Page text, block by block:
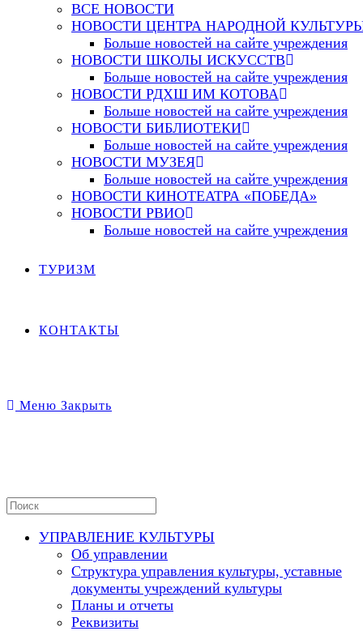
ВСЕ НОВОСТИ
НОВОСТИ ЦЕНТРА НАРОДНОЙ
Больше новостей на сайте учреждения
НОВОСТИ ШКОЛЫ ИСКУССТВ
Больше новостей на сайте учреждения
НОВОСТИ РДХШ ИМ КОТОВА
Больше новостей на сайте учреждения
НОВОСТИ БИБЛИОТЕКИ
Больше новостей на сайте учреждения
НОВОСТИ МУЗЕЯ
Больше новостей на сайте учреждения
НОВОСТИ КИНОТЕАТРА «ПОБЕДА»
НОВОСТИ РВИО
Больше новостей на сайте учреждения
ТУРИЗМ
КОНТАКТЫ
Меню Закрыть
Search
websiteУПРАВЛЕНИЕ КУЛЬТУРЫ
Об управлении
Структура управления культуры, уставные
документы учреждений культуры
Планы и отчеты
Реквизиты